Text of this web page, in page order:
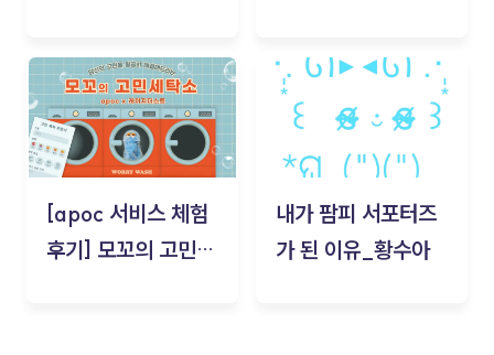
김태현
[apoc 서비스 체험
후기] 모꼬의 고민세
내가 팜피 서포터즈
가 된 이유_황수아